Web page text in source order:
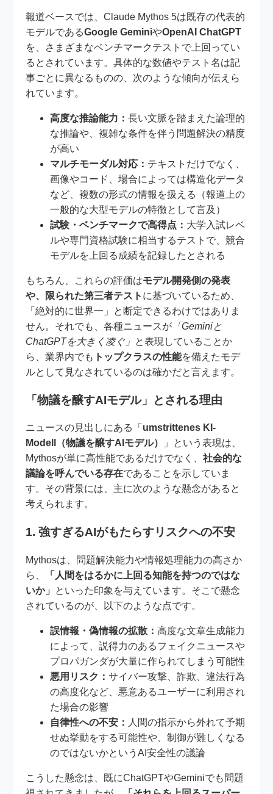
報道ベースでは、Claude Mythos 5は既存の代表的
モデルであるGoogle GeminiやOpenAI ChatGPT
を、さまざまなベンチマークテストで上回ってい
るとされています。具体的な数値やテスト名は記
事ごとに異なるものの、次のような傾向が伝えら
れています。
高度な推論能力：長い文脈を踏まえた論理的
な推論や、複雑な条件を伴う問題解決の精度
が高い
マルチモーダル対応： テキストだけでなく、
画像やコード、場合によっては構造化データ
など、複数の形式の情報を扱える（報道上の
一般的な大型モデルの特徴として言及）
試験・ベンチマークで高得点： 大学入試レベ
ルや専門資格試験に相当するテストで、競合
モデルを上回る成績を記録したとされる
もちろん、これらの評価はモデル開発側の発表
や、限られた第三者テスト に基づいているため、
「絶対的に世界一」と断定できるわけではありま
せん。それでも、各種ニュースが 「Geminiと
ChatGPTを大きく凌ぐ」 と表現していることか
ら、業界内でも トップクラスの性能を備えたモデ
ルとして見なされているのは確かだと言えます。
「物議を醸すAIモデル」とされる理由
ニュースの見出しにある「 umstrittenes KI-
Modell（物議を醸すAIモデル）
」という表現は、
Mythosが単に高性能であるだけでなく、社会的な
議論を呼んでいる存在であることを示していま
す。その背景には、主に次のような懸念があると
考えられます。
1. 強すぎるAIがもたらすリスクへの不安
Mythosは、問題解決能力や情報処理能力の高さか
ら、
「人間をはるかに上回る知能を持つのではな
いか」 といった印象を与えています。そこで懸念
されているのが、以下のような点です。
誤情報・偽情報の拡散：高度な文章生成能力
によって、説得力のあるフェイクニュースや
プロパガンダが大量に作られてしまう可能性
悪用リスク：サイバー攻撃、詐欺、違法行為
の高度化など、悪意あるユーザーに利用され
た場合の影響
自律性への不安： 人間の指示から外れて予期
せぬ挙動をする可能性や、制御が難しくなる
のではないかというAI安全性の議論
こうした懸念は、既にChatGPTやGeminiでも問題